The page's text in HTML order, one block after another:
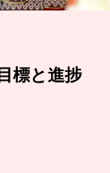
標と進捗